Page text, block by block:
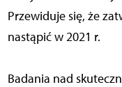
Przewiduje się, że
nastąpić w 2021 r.
Badania nad